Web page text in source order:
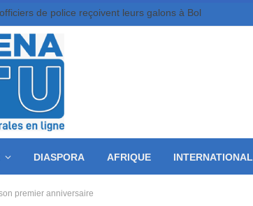
de police reçoivent leurs galons à Bol
DIASPORA AFRIQUE INTERNATIONAL
premier anniversaire